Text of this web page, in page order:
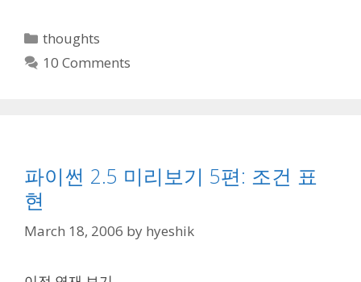
Categories
thoughts
10 Comments
파이썬 2.5 미리보기 5편: 조건 표
현
March 18, 2006 by hyeshik